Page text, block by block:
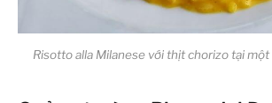
Risotto alla Milanese với thịt chorizo tại một